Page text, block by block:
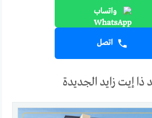
واتساب
اتصل
إيت زايد الجديدة